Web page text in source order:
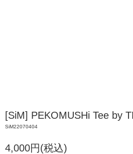
[SiM] PEKOMUSHi Tee by
SiM22070404
4,000円(税込)